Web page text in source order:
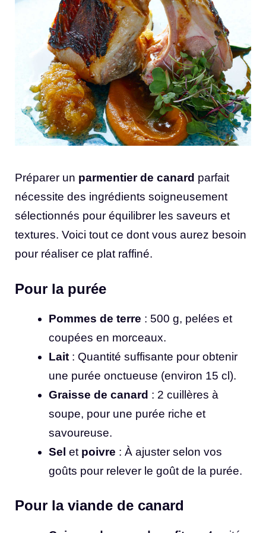
Préparer un parmentier de canard parfait
nécessite des ingrédients soigneusement
sélectionnés pour équilibrer les saveurs et
textures. Voici tout ce dont vous aurez besoin
pour réaliser ce plat raffiné.
Pour la purée
Pommes de terre : 500 g, pelées et
coupées en morceaux.
Lait : Quantité suffisante pour obtenir
une purée onctueuse (environ 15 cl).
Graisse de canard : 2 cuillères à
soupe, pour une purée riche et
savoureuse.
Sel et poivre : À ajuster selon vos
goûts pour relever le goût de la purée.
Pour la viande de canard